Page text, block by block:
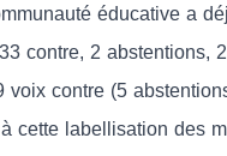
éducative a
contre, 2 abstentions,
contre (5
cette labellisation des